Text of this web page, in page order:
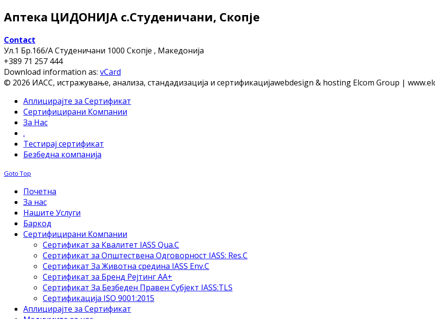
Аптека ЦИДОНИЈА с.Студеничани, Скопје
Contact
Ул.1 Бр.166/А Студеничани 1000 Скопјe , Македонија
+389 71 257 444
Download information as: vCard
© 2026 ИАСС, истражување, анализа, стандадизација и сертификацијаwebdesign & hosting Elcom Group |
Аплицирајте за Сертификат
Сертифицирани Компании
За Нас
.
Тестирај сертификат
Безбедна компанија
Goto Top
Почетна
За нас
Нашите Услуги
Баркод
Сертифицирани Компании
Сертификат за Квалитет IASS Qua.C
Сертификат за Општествена Одговорност IASS: Res.C
Сертификат За Животна средина IASS Env.C
Сертификат за Бренд Рејтинг АА+
Сертификат За Безбеден Правен Субјект IASS:TLS
Сертификација ISO 9001:2015
Аплицирајте за Сертификат